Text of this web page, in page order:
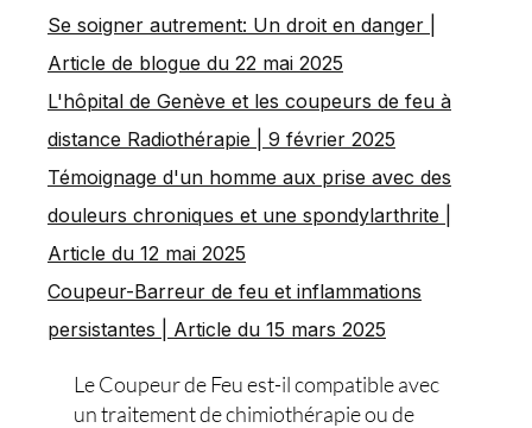
Se soigner autrement: Un droit en danger |
Article de blogue du 22 mai 2025
L'hôpital de Genève et les coupeurs de feu à
distance Radiothérapie | 9 février 2025
Témoignage d'un homme aux prise avec des
douleurs chroniques et une spondylarthrite |
Article du 12 mai 2025
Coupeur-Barreur de feu et inflammations
persistantes | Article du 15 mars 2025
Le Coupeur de Feu est-il compatible avec
un traitement de chimiothérapie ou de